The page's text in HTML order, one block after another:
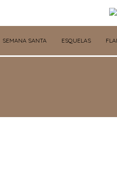
SEMANA SANTA ESQUELAS